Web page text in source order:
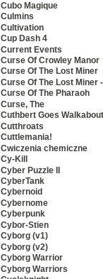
Cubo Magique
Culmins
Cultivation
Cup Dash 4
Current Events
Curse Of Crowley Manor
Curse Of The Lost Miner
Curse Of The Lost Miner
Curse Of The Pharaoh
Curse, The
Cuthbert Goes Walkabout
Cutthroats
Cuttlemania!
Cwiczenia chemiczne
Cy-Kill
Cyber Puzzle II
CyberTank
Cybernoid
Cybernome
Cyberpunk
Cybor-Stien
Cyborg (v1)
Cyborg (v2)
Cyborg Warrior
Cyborg Warriors